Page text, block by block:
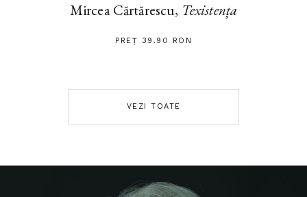
Mircea Cărtărescu, Texistența
PREȚ 39.90 RON
VEZI TOATE